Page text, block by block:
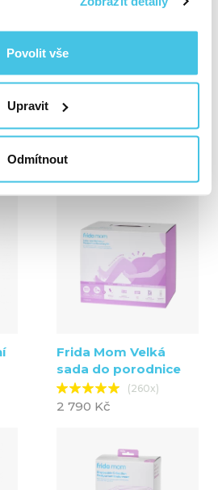
Povolit vše
Upravit
Odmítnout
Frida Mom
poporodní kalhotky -
šortky, 8 ks
Frida Mom Velká
sada do porodnice
(260x)
2 790 Kč